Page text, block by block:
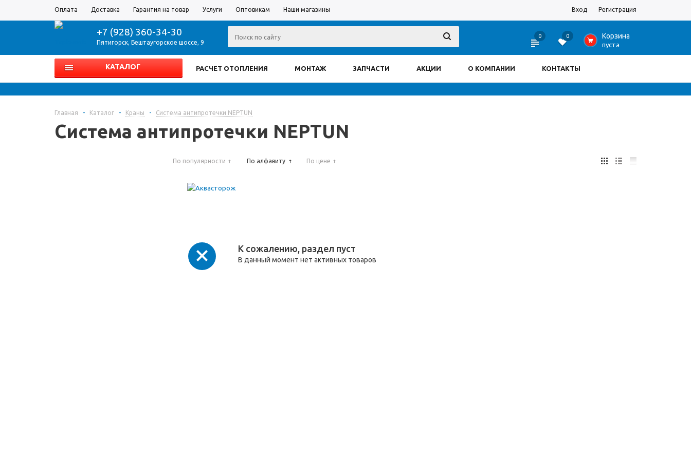
Оплата Доставка Гарантия на товар Услуги Оптовикам Наши магазины Вход Регистрация
+7 (928) 360-34-30
Пятигорск, Бештаугорское шоссе, 9
0 0 0 Корзина
пуста
КАТАЛОГ РАСЧЕТ ОТОПЛЕНИЯ МОНТАЖ ЗАПЧАСТИ АКЦИИ О КОМПАНИИ КОНТАКТЫ
Главная - Каталог - Краны - Система антипротечки NEPTUN
Система антипротечки NEPTUN
По популярности По алфавиту По цене
К сожалению, раздел пуст
В данный момент нет активных товаров